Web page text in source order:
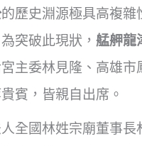
的歷史淵源極具高複雜
突破此現狀， 艋舺龍
主委林見隆、高雄
賓，皆親自出席。
全國林姓宗廟董事